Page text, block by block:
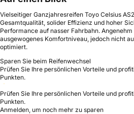
Vielseitiger Ganzjahresreifen Toyo Celsius
Gesamtqualität, solider Effizienz und hoher
Performance auf nasser Fahrbahn.
ausgewogenes Komfortniveau, jedoch nicht
optimiert.
Sparen Sie beim Reifenwechsel
Prüfen Sie Ihre persönlichen Vorteile und
Punkten.
Prüfen Sie Ihre persönlichen Vorteile und
Punkten.
Anmelden, um noch mehr zu sparen